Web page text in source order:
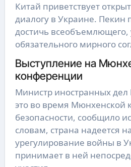
Китай приветствует открытие дверей к
диалогу в Украине. Пекин
достичь всеобъемлющего,
обязательного мирного
Выступление на
конференции
Министр иностранных
это во время Мюнхенской
безопасности, сообщило
словам, страна надеется
урегулирование войны в
принимает в ней